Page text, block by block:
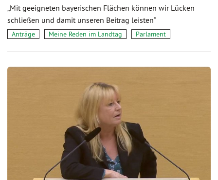
„Mit geeigneten bayerischen Flächen können wir Lücken
schließen und damit unseren Beitrag leisten“
Anträge Meine Reden im Landtag Parlament